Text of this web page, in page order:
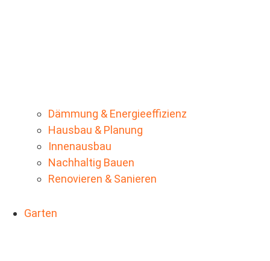
Dämmung & Energieeffizienz
Hausbau & Planung
Innenausbau
Nachhaltig Bauen
Renovieren & Sanieren
Garten